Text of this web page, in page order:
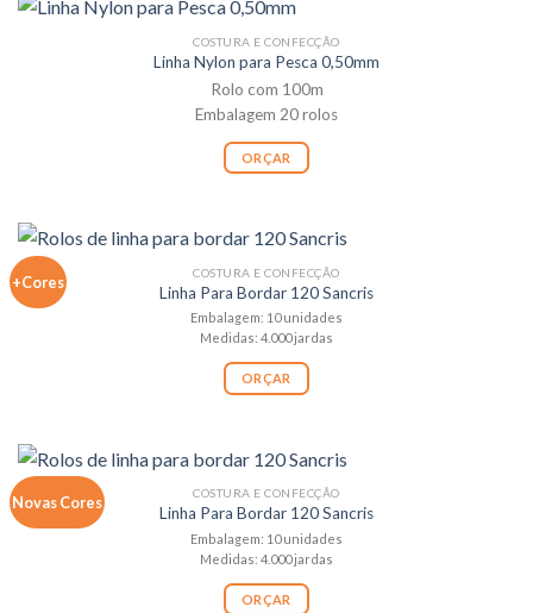
COSTURA E CONFECÇÃO
Linha Nylon para Pesca 0,50mm
Rolo com 100m
Embalagem 20 rolos
ORÇAR
+Cores
COSTURA E CONFECÇÃO
Linha Para Bordar 120 Sancris
Embalagem: 10 unidades
Medidas: 4.000 jardas
ORÇAR
Novas Cores
COSTURA E CONFECÇÃO
Linha Para Bordar 120 Sancris
Embalagem: 10 unidades
Medidas: 4.000 jardas
ORÇAR